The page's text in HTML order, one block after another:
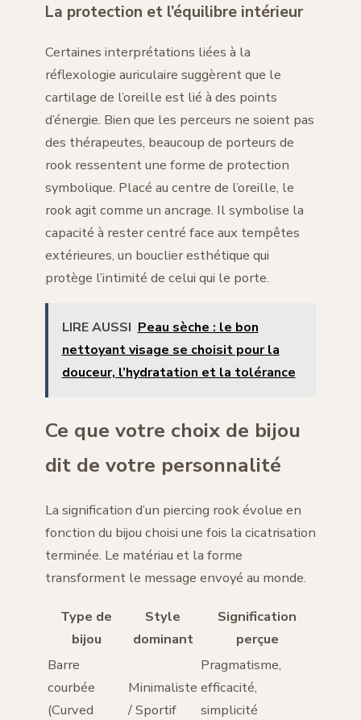
La protection et l’équilibre intérieur
Certaines interprétations liées à la
réflexologie auriculaire suggèrent que le
cartilage de l’oreille est lié à des points
d’énergie. Bien que les perceurs ne soient pas
des thérapeutes, beaucoup de porteurs de
rook ressentent une forme de protection
symbolique. Placé au centre de l’oreille, le
rook agit comme un ancrage. Il symbolise la
capacité à rester centré face aux tempêtes
extérieures, un bouclier esthétique qui
protège l’intimité de celui qui le porte.
LIRE AUSSI Peau sèche : le bon
nettoyant visage se choisit pour la
douceur, l’hydratation et la tolérance
Ce que votre choix de bijou
dit de votre personnalité
La signification d’un piercing rook évolue en
fonction du bijou choisi une fois la cicatrisation
terminée. Le matériau et la forme
transforment le message envoyé au monde.
Type de
bijou
Style
dominant
Signification
perçue
Barre
courbée
(Curved
Minimaliste
/ Sportif
Pragmatisme,
efficacité,
simplicité